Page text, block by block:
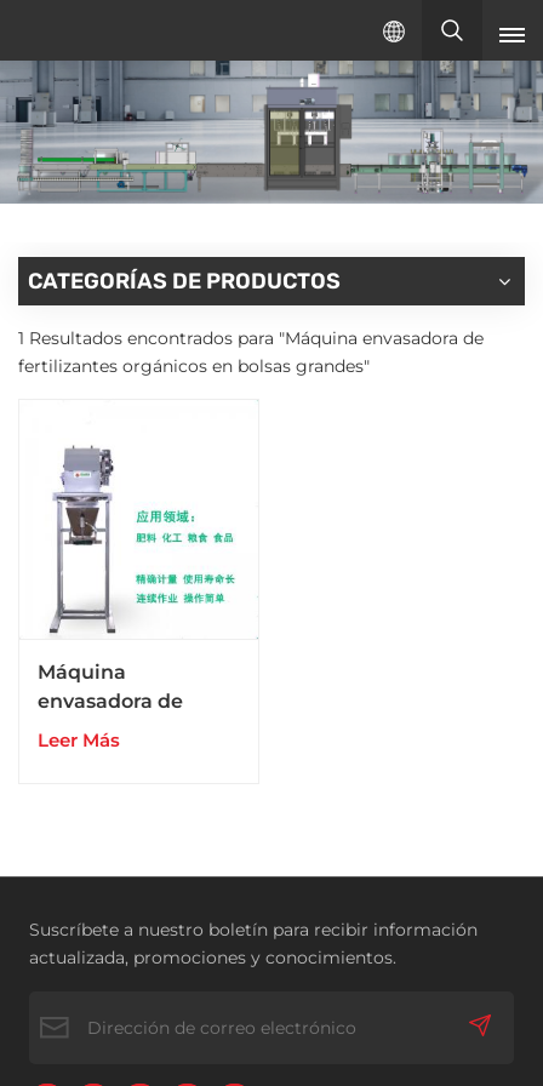
Español
español
English
русский
CATEGORÍAS DE PRODUCTOS
1 Resultados encontrados para "Máquina envasadora de
fertilizantes orgánicos en bolsas grandes"
Máquina
envasadora de
fertilizantes
Leer Más
Suscríbete a nuestro boletín para recibir información
actualizada, promociones y conocimientos.